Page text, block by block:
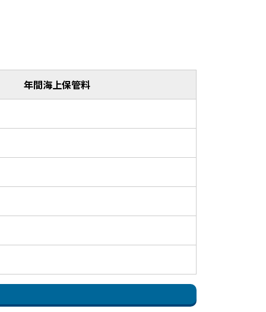
年間海上保管料